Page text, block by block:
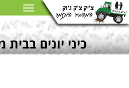
כיני יונים